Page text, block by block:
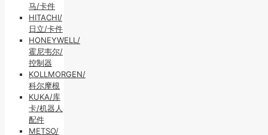
马/卡件
HITACHI/
日立/卡件
HONEYWELL/
霍尼韦尔/
控制器
KOLLMORGEN/
科尔摩根
KUKA/库
卡/机器人
配件
METSO/